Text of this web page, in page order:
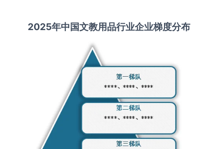
2025年中国文教用品行业企业梯度分布